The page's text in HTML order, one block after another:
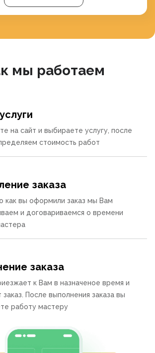
мы работаем
на сайт и выбираете услугу, после
стоимость работ
заказа
как вы оформили заказ мы Вам
и договариваемся о времени
заказа
к Вам в назначеное время и
заказ. После выполнения заказа вы
работу мастеру